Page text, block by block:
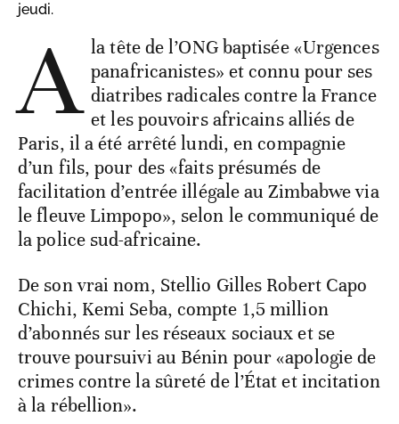
jeudi.
A la tête de l’ONG baptisée «Urgences
panafricanistes» et connu pour ses
diatribes radicales contre la France
et les pouvoirs africains alliés de
Paris, il a été arrêté lundi, en compagnie
d’un fils, pour des «faits présumés de
facilitation d’entrée illégale au Zimbabwe via
le fleuve Limpopo», selon le communiqué de
la police sud-africaine.
De son vrai nom, Stellio Gilles Robert Capo
Chichi, Kemi Seba, compte 1,5 million
d’abonnés sur les réseaux sociaux et se
trouve poursuivi au Bénin pour «apologie de
crimes contre la sûreté de l’État et incitation
à la rébellion».